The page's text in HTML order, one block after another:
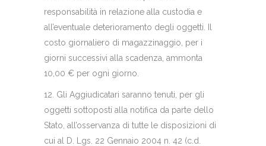
responsabilità in relazione alla custodia e
all’eventuale deterioramento degli oggetti. Il
costo giornaliero di magazzinaggio, per i
giorni successivi alla scadenza, ammonta
10,00 € per ogni giorno.
12. Gli Aggiudicatari saranno tenuti, per gli
oggetti sottoposti alla notifica da parte dello
Stato, all’osservanza di tutte le disposizioni di
cui al D. Lgs. 22 Gennaio 2004 n. 42 (c.d.